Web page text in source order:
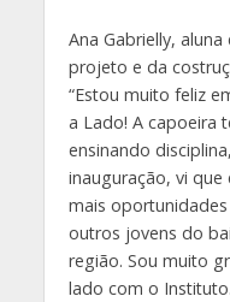
Ana Gabrielly,
projeto e da
“Estou muito feliz
a Lado! A capoeira
ensinando
inauguração, vi que
mais
outros jovens do
região. Sou muito
lado com o